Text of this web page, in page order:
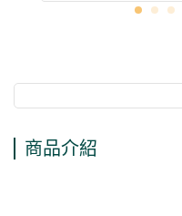
商品介紹